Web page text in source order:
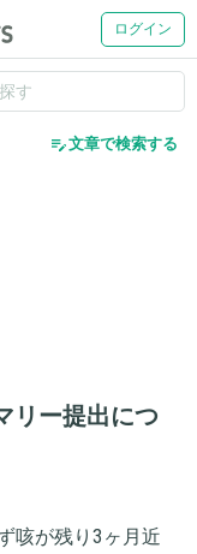
ログイン
edit_note文章で検索する
リー提出につ
咳が残り3ヶ月近